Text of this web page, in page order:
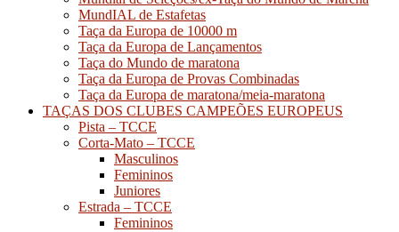
MundIAL de Estafetas
Taça da Europa de 10000 m
Taça da Europa de Lançamentos
Taça do Mundo de maratona
Taça da Europa de Provas Combinadas
Taça da Europa de maratona/meia-maratona
TAÇAS DOS CLUBES CAMPEÕES EUROPEUS
Pista – TCCE
Corta-Mato – TCCE
Masculinos
Femininos
Juniores
Estrada – TCCE
Femininos